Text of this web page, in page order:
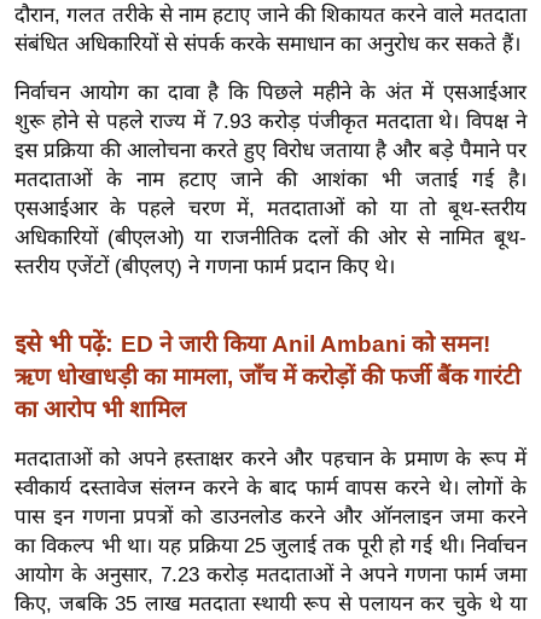
ई
-
पे
प
र
मि
सा
ल
मि
सा
ल
ख्सि
य
त
यं
ग
दौरान, गलत तरीके से नाम हटाए जाने की शिकायत करने वाले मतदाता
संबंधित अधिकारियों से संपर्क करके समाधान का अनुरोध कर सकते हैं।
निर्वाचन आयोग का दावा है कि पिछले महीने के अंत में एसआईआर
शुरू होने से पहले राज्य में 7.93 करोड़ पंजीकृत मतदाता थे। विपक्ष ने
इस प्रक्रिया की आलोचना करते हुए विरोध जताया है और बड़े पैमाने पर
मतदाताओं के नाम हटाए जाने की आशंका भी जताई गई है।
एसआईआर के पहले चरण में, मतदाताओं को या तो बूथ-स्तरीय
अधिकारियों (बीएलओ) या राजनीतिक दलों की ओर से नामित बूथ-
स्तरीय एजेंटों (बीएलए) ने गणना फार्म प्रदान किए थे।
इसे भी पढ़ें: ED ने जारी किया Anil Ambani को समन!
ऋण धोखाधड़ी का मामला, जाँच में करोड़ों की फर्जी बैंक गारंटी
का आरोप भी शामिल
मतदाताओं को अपने हस्ताक्षर करने और पहचान के प्रमाण के रूप में
स्वीकार्य दस्तावेज संलग्न करने के बाद फार्म वापस करने थे। लोगों के
पास इन गणना प्रपत्रों को डाउनलोड करने और ऑनलाइन जमा करने
का विकल्प भी था। यह प्रक्रिया 25 जुलाई तक पूरी हो गई थी। निर्वाचन
आयोग के अनुसार, 7.23 करोड़ मतदाताओं ने अपने गणना फार्म जमा
किए, जबकि 35 लाख मतदाता स्थायी रूप से पलायन कर चुके थे या